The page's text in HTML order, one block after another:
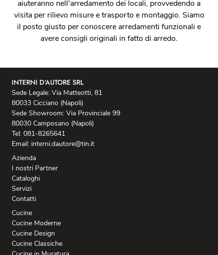
aiuteranno nell'arredamento dei locali, provvedendo a
visita per rilievo misure e trasporto e montaggio. Siamo
il posto giusto per conoscere arredamenti funzionali e
avere consigli originali in fatto di arredo.
INTERNI D'AUTORE SRL
Sede Legale: Via Matteotti, 81
80033 Cicciano (Napoli)
Sede Showroom: Via Provinciale 99
80030 Camposano (Napoli)
Tel: 081-8265641
Email: interni.dautore@tin.it
Azienda
I nostri Partner
Cataloghi
Servizi
Contatti
Cucine
Cucine Moderne
Cucine Design
Cucine Classiche